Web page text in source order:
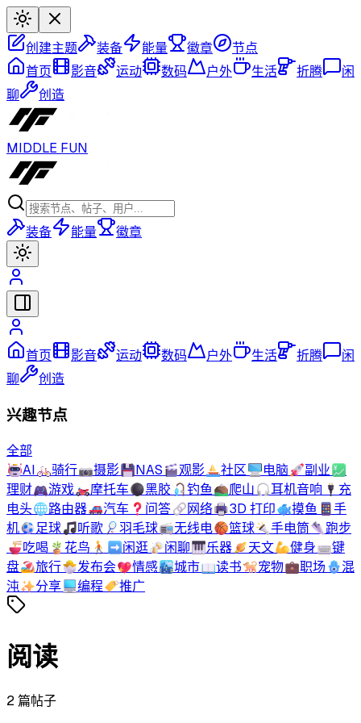
创建主题 装备 能量 徽章
节点
首页
影音 运动 数码 户外 生活 折腾
闲
聊
创造
MIDDLE FUN
装备 能量 徽章
首页 影音 运动 数码 户外 生活 折腾
闲
聊
创造
兴趣节点
全部
🤖AI🚲骑行📷摄影💾NAS🎬观影⛵社区🖥️电脑🚀副业💹
理财🎮游戏🏍️摩托车⚫黑胶 🎣钓鱼⛰️爬山🎧耳机音响 🔌 充
电头🌐路由器🚗汽车 ❓ 问答🔗网络🖨️3D 打印🐟摸鱼 📱手
机⚽足球🎵听歌 🏸羽毛球📻无线电🏀篮球🔦手电筒👟跑步
🍜吃喝 🪴 花鸟 🚶‍➡️闲逛🍻闲聊🎹乐器🪐天文💪健身⌨️键
盘🏖️旅行🐣发布会💖情感🏙️城市📖读书🐕宠物💼职场🪬混
沌✨分享💻编程🏷️推广
阅读
2篇帖子